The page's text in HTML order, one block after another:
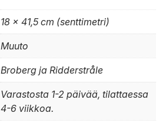
18 × 41,5 cm (senttimetri)
Muuto
Broberg ja Ridderstråle
Varastosta 1-2 päivää, tilattaessa
4-6 viikkoa.